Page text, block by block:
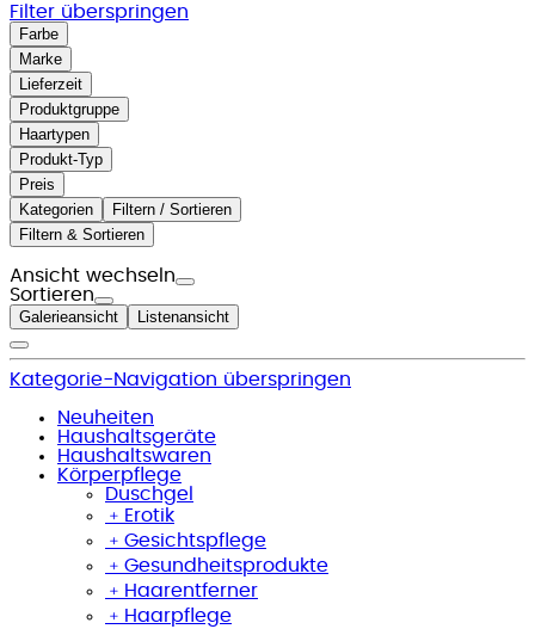
Filter überspringen
Farbe
Marke
Lieferzeit
Produktgruppe
Haartypen
Produkt-Typ
Preis
Kategorien
Filtern / Sortieren
Filtern & Sortieren
Ansicht wechseln
Sortieren
Galerieansicht Listenansicht
Kategorie-Navigation überspringen
Neuheiten
Haushaltsgeräte
Haushaltswaren
Körperpflege
Duschgel
﹢ Erotik
﹢ Gesichtspflege
﹢ Gesundheitsprodukte
﹢ Haarentferner
﹢ Haarpflege